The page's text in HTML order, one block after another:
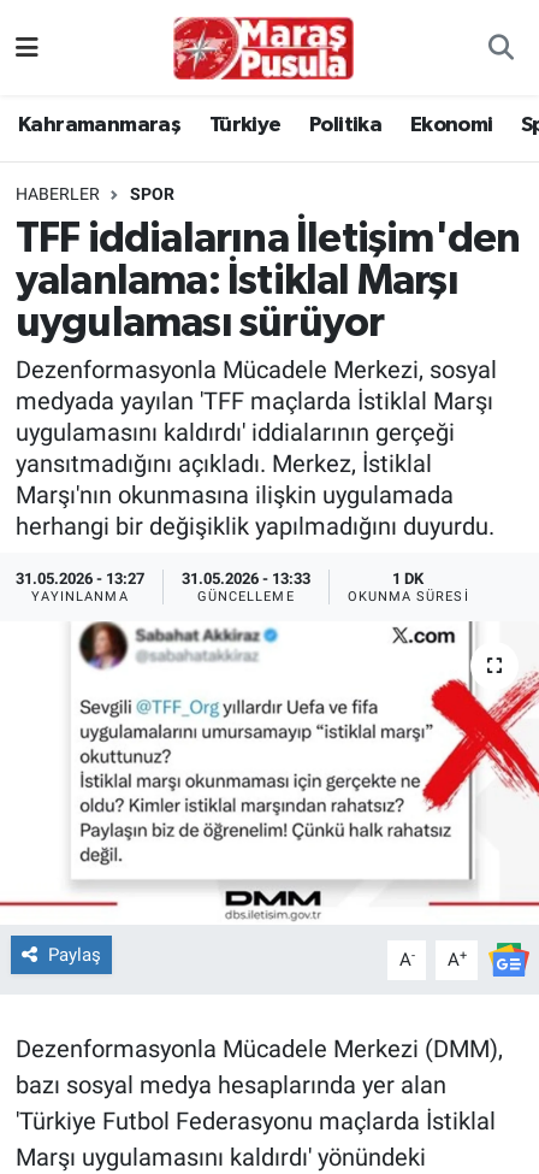
Kahramanmaraş Türkiye Politika Ekonomi
HABERLER SPOR
TFF iddialarına İletişim'den
yalanlama: İstiklal Marşı
uygulaması sürüyor
Dezenformasyonla Mücadele Merkezi, sosyal
medyada yayılan 'TFF maçlarda İstiklal Marşı
uygulamasını kaldırdı' iddialarının gerçeği
yansıtmadığını açıkladı. Merkez, İstiklal
Marşı'nın okunmasına ilişkin uygulamada
herhangi bir değişiklik yapılmadığını duyurdu.
31.05.2026 - 13:27
YAYINLANMA
31.05.2026 - 13:33
GÜNCELLEME
1 DK
OKUNMA SÜRESI
Paylaş A- A+
Dezenformasyonla Mücadele Merkezi (DMM),
bazı sosyal medya hesaplarında yer alan
'Türkiye Futbol Federasyonu maçlarda İstiklal
Marşı uygulamasını kaldırdı' yönündeki
Türkiye
Politika
Ekonomi
Spor
Kültür Sanat
Sağlık
TEKNOLOJİ
Dünya
İlçeler
MAGAZİN
Bilim, Teknoloji
ASAYİŞ
ÇEVRE
EĞİTİM
BİLİM VE TEKNOLOJİ
İstanbul Namaz Vakitleri
İstanbul Trafik Yoğunluk Haritası
Süper Lig Puan Durumu ve Fikstür
Tüm Manşetler
Son Dakika Haberleri
Haber Arşivi